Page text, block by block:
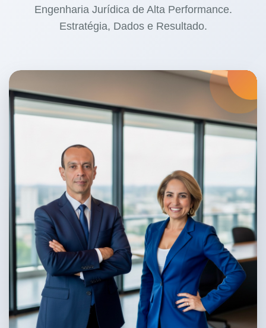
processual.
Engenharia Jurídica de Alta Performance.
Estratégia, Dados e Resultado.